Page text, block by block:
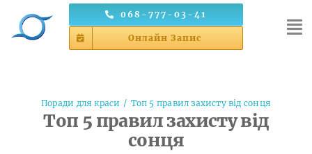
068-777-03-41
Онлайн Запис
Поради для краси Топ 5 правил захисту від сонця
Топ 5 правил захисту від
сонця